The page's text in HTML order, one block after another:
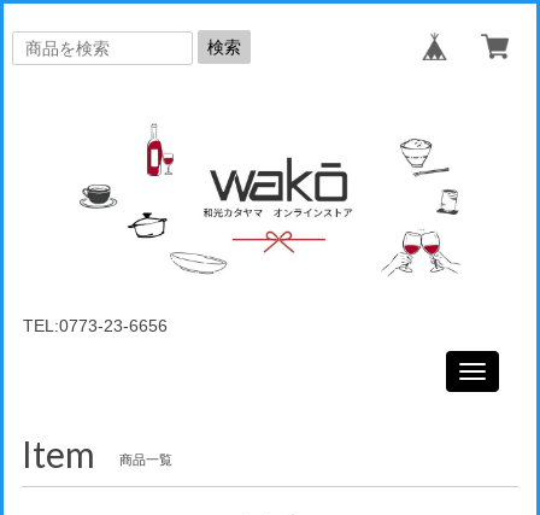
検索
TEL:0773-23-6656
Toggle
Item 商品一覧